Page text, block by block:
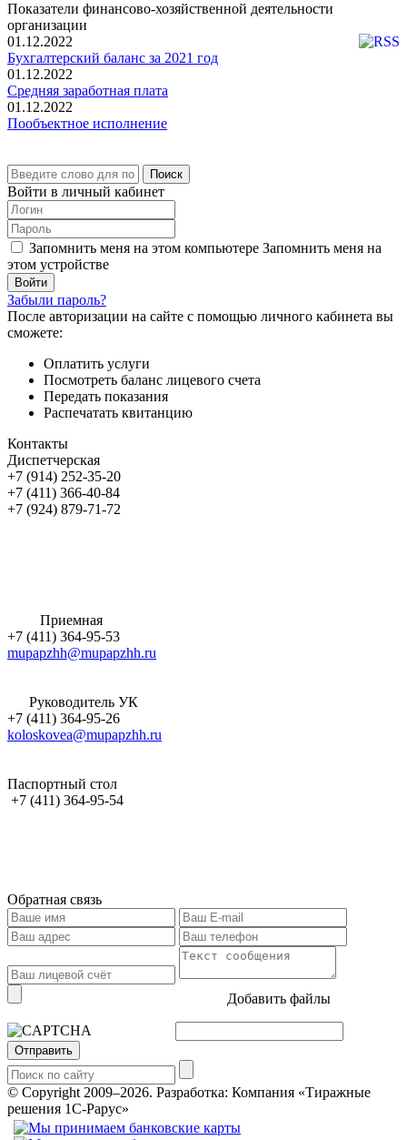
Показатели финансово-хозяйственной деятельности
организации
01.12.2022
Бухгалтерский баланс за 2021 год
01.12.2022
Средняя заработная плата
01.12.2022
Пообъектное исполнение
Поиск
Войти в личный кабинет
Запомнить меня на этом компьютере Запомнить меня на
этом устройстве
Забыли пароль?
После авторизации на сайте с помощью личного кабинета вы
сможете:
Оплатить услуги
Посмотреть баланс лицевого счета
Передать показания
Распечатать квитанцию
Контакты
Диспетчерская
+7 (914) 252-35-20
+7 (411) 366-40-84
+7 (924) 879-71-72
Приемная
+7 (411) 364-95-53
mupapzhh@mupapzhh.ru
Руководитель УК
+7 (411) 364-95-26
koloskovea@mupapzhh.ru
Паспортный стол
+7 (411) 364-95-54
Обратная связь
Добавить файлы
Отправить
© Copyright 2009–2026. Разработка: Компания «Тиражные
решения 1С-Рарус»